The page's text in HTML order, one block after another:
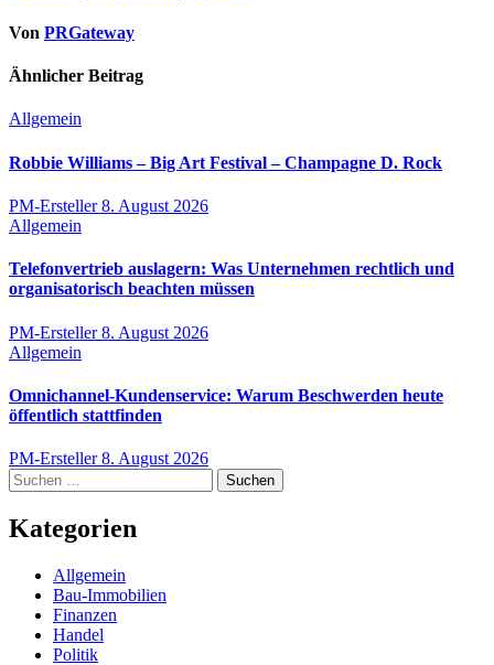
Von PRGateway
Ähnlicher Beitrag
Allgemein
Robbie Williams – Big Art Festival – Champagne D. Rock
PM-Ersteller8. August 2026
Allgemein
Telefonvertrieb auslagern: Was Unternehmen rechtlich und
organisatorisch beachten müssen
PM-Ersteller8. August 2026
Allgemein
Omnichannel-Kundenservice: Warum Beschwerden heute
öffentlich stattfinden
PM-Ersteller8. August 2026
Suchen
nach:
Kategorien
Allgemein
Bau-Immobilien
Finanzen
Handel
Politik